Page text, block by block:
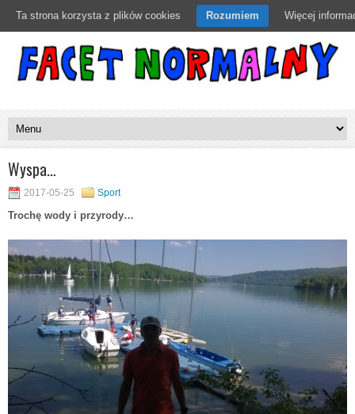
Wyspa…
2017-05-25 Sport
Trochę wody i przyrody…
Ta strona korzysta z plików cookies Rozumiem Więcej